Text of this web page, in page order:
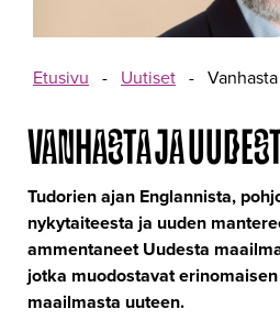
Etusivu - Uutiset -
VANHASTA JA
Tudorien ajan Englannista,
nykytaiteesta ja uuden
ammentaneet Uudesta
jotka muodostavat
maailmasta uuteen.